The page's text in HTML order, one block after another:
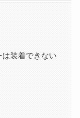
装着できない